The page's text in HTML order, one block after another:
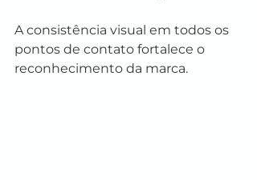
A consistência visual em todos os
pontos de contato fortalece o
reconhecimento da marca.